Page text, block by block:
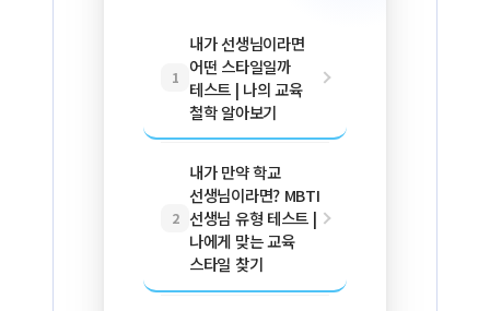
1
내가 선생님이라면
어떤 스타일일까
테스트 | 나의 교육
철학 알아보기
2
내가 만약 학교
선생님이라면? MBTI
선생님 유형 테스트 |
나에게 맞는 교육
스타일 찾기